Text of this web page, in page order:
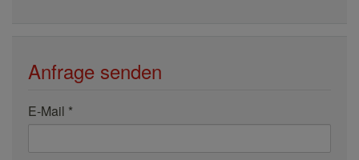
Anfrage senden
E-Mail